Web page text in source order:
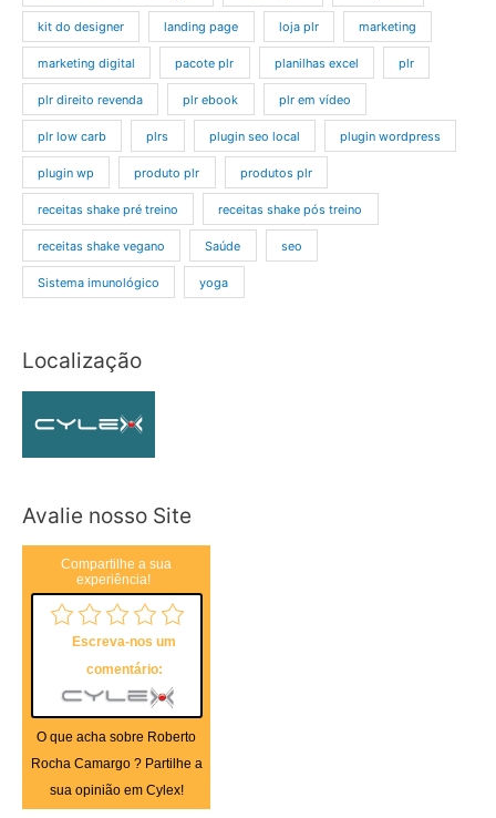
kit do designer landing page loja plr marketing
marketing digital pacote plr planilhas excel plr
plr direito revenda plr ebook plr em vídeo
plr low carb plrs plugin seo local plugin wordpress
plugin wp produto plr produtos plr
receitas shake pré treino receitas shake pós treino
receitas shake vegano Saúde seo
Sistema imunológico yoga
Localização
Avalie nosso Site
Compartilhe a sua
experiência!
Escreva-nos um
comentário:
O que acha sobre Roberto
Rocha Camargo ? Partilhe a
sua opinião em Cylex!